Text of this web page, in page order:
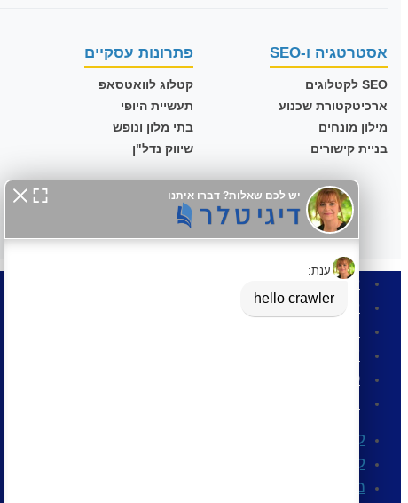
אסטרטגיה ו-SEO
SEO לקטלוגים
ארכיטקטורת שכנוע
מילון מונחים
בניית קישורים
פתרונות עסקיים
קטלוג לוואטסאפ
תעשיית היופי
בתי מלון ונופש
שיווק נדל"ן
קטלוג דיגיטלי
קטלוג מוצרים
ספר דיגיטלי
קטלוג דיגיטלי
קטלוג מוצרים
מגזין דיגיטלי